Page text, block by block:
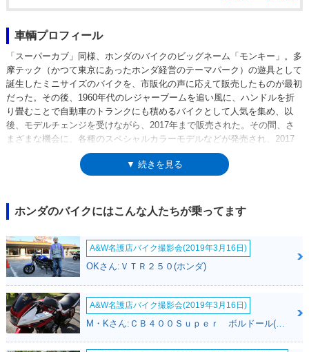
車輌プロフィール
「スーパーカブ」同様、ホンダのバイクのビッグネーム「モンキー」。多
摩テック（かつて東京にあったホンダ経営のテーマパーク）の遊具として
誕生したミニサイズのバイクを、市販化の声に応えて販売したものが最初
だった。その後、1960年代のレジャーブームを追い風に、ハンドルを折
り畳むことで自動車のトランクにも積めるバイクとして人気を集め、以
後、モデルチェンジを受けながら、2017年まで販売された。その間、さ
まざまな機会に、各種のスペシャルカラーモデルなどが発売され、2017
年の販売終了時も、「モンキー・50周年スペシャル」として、メッキカラ
ーバージョンが限定販売された。（2018年7月、実質上の後継モデルとな
▼ 続きを見る
ホンダのバイクにはこんな人たちが乗ってます
A&W名護店バイク撮影会(2019年3月16日)
OKさん:ＶＴＲ２５０(ホンダ)
A&W名護店バイク撮影会(2019年3月16日)